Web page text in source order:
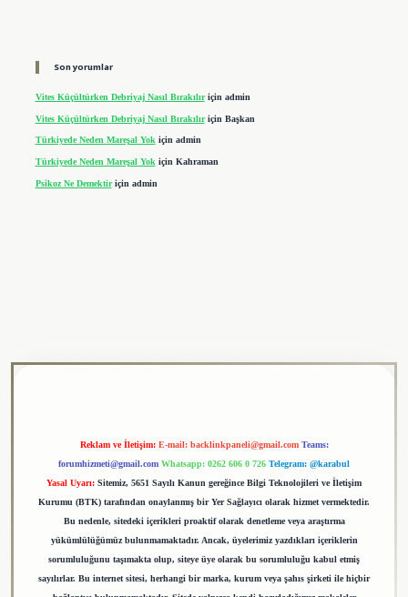
Son yorumlar
Vites Küçültürken Debriyaj Nasıl Bırakılıriçin admin
Vites Küçültürken Debriyaj Nasıl Bırakılıriçin Başkan
Türkiyede Neden Mareşal Yokiçin admin
Türkiyede Neden Mareşal Yok için Kahraman
Psikoz Ne Demektiriçin admin
Reklam ve İletişim: E-mail: backlinkpaneli@gmail.com Teams:
forumhizmeti@gmail.com Whatsapp: 0262 606 0 726 Telegram: @karabul
Yasal Uyarı: Sitemiz, 5651 Sayılı Kanun gereğince Bilgi Teknolojileri ve İletişim
Kurumu (BTK) tarafından onaylanmış bir Yer Sağlayıcı olarak hizmet vermektedir.
Bu nedenle, sitedeki içerikleri proaktif olarak denetleme veya araştırma
yükümlülüğümüz bulunmamaktadır. Ancak, üyelerimiz yazdıkları içeriklerin
sorumluluğunu taşımakta olup, siteye üye olarak bu sorumluluğu kabul etmiş
sayılırlar. Bu internet sitesi, herhangi bir marka, kurum veya şahıs şirketi ile hiçbir